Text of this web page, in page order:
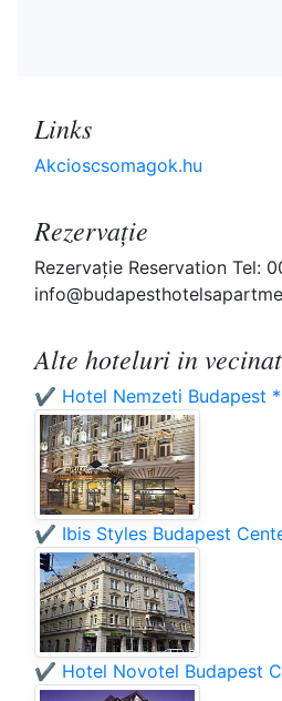
Links
Akcioscsomagok.hu
Rezervaţie
Rezervaţie Reservation Tel:
Alte hoteluri in
✔️ Hotel Nemzeti Budapest
✔️ Ibis Styles Budapest
✔️ Hotel Novotel Budapest